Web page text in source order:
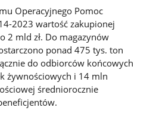
Operacyjnego Pomoc
2023 wartość zakupionej
2 mld zł. Do magazynów
ponad 475 tys. ton
do odbiorców końcowych
żywnościowych i 14 mln
średniorocznie